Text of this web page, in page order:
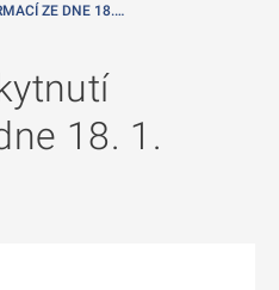
ZE DNE 18.…
18. 1.